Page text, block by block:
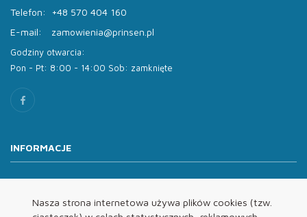
Nasza strona internetowa używa plików cookies (tzw.
Telefon:
+48 570 404 160
E-mail:
zamowienia@prinsen.pl
Godziny otwarcia:
Pon - Pt: 8:00 - 14:00 Sob: zamknięte
INFORMACJE
Oferta